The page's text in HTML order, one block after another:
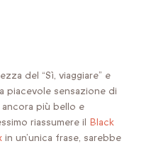
del “Sì, viaggiare” e
piacevole sensazione di
più bello e
riassumere il Black
in un’unica frase, sarebbe